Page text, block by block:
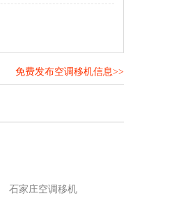
免费发布空调移机信息>>
石家庄空调移机